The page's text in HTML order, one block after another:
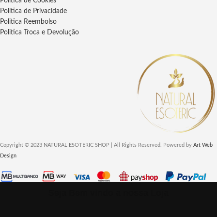
Política de Privacidade
Politica Reembolso
Politica Troca e Devolução
Copyright © 2023 NATURAL ESOTERIC SHOP | All Rights Reserved. Powered by Art Web
Design